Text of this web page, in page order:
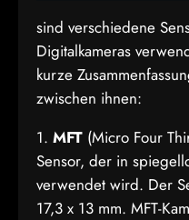
sind verschiedene
Digitalkameras
kurze
zwischen ihnen:
1. MFT (Micro Four
Sensor, der in
verwendet wird. Der
17,3 x 13 mm. MFT-